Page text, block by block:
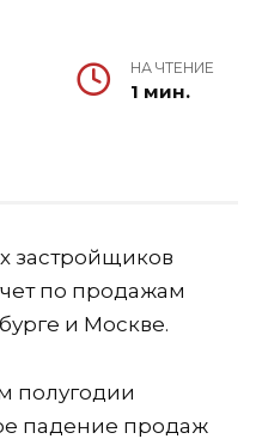
НА ЧТЕНИЕ
1 мин.
застройщиков
по продажам
и Москве.
полугодии
падение продаж